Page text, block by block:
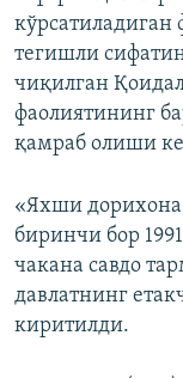
тегишли
чиқилган
фаолиятининг
қамраб олиши
«Яхши дорихона
биринчи бор
чакана савдо
давлатнинг
киритилди.